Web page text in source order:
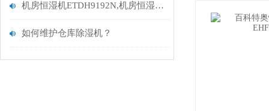
机房恒湿机ETDH9192N,机房恒湿一体机,适用面积210-320㎡
如何维护仓库除湿机？